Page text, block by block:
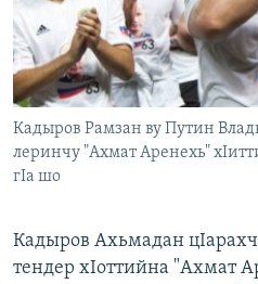
Кадыров Рамзан ву Путин
леринчу "Ахмат Аренехь"
гIа шо
Кадыров Ахьмадан
тендер хIоттийна "Ахмат